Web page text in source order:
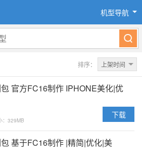
机型导航
排序： 上架时间
官方FC16制作 IPHONE美化|优
：329MB
下载
基于FC16制作 |精简|优化|美